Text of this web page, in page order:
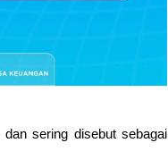
sering disebut sebagai